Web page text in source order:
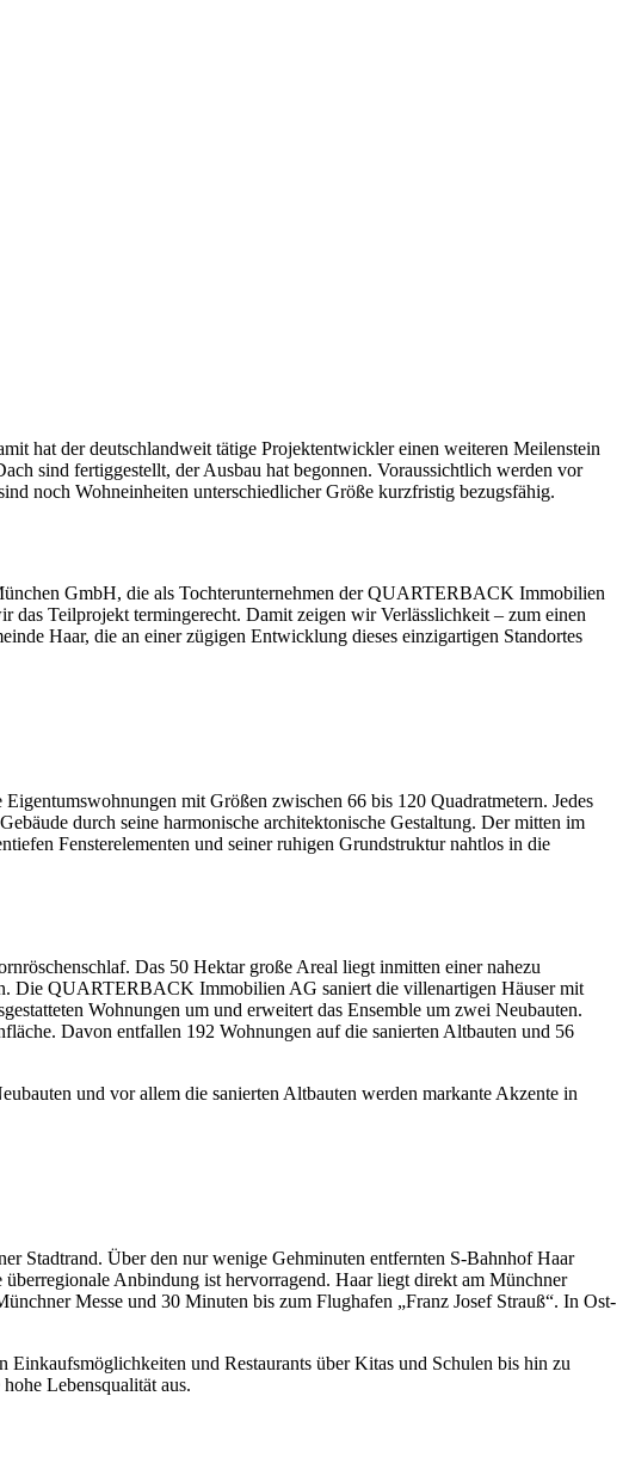
hat der deutschlandweit tätige Projektentwickler einen weiteren Meilenstein
sind fertiggestellt, der Ausbau hat begonnen. Voraussichtlich werden vor
noch Wohneinheiten unterschiedlicher Größe kurzfristig bezugsfähig.
GmbH, die als Tochterunternehmen der QUARTERBACK Immobilien
das Teilprojekt termingerecht. Damit zeigen wir Verlässlichkeit – zum einen
Haar, die an einer zügigen Entwicklung dieses einzigartigen Standortes
mit Größen zwischen 66 bis 120 Quadratmetern. Jedes
durch seine harmonische architektonische Gestaltung. Der mitten im
Fensterelementen und seiner ruhigen Grundstruktur nahtlos in die
Das 50 Hektar große Areal liegt inmitten einer nahezu
Die QUARTERBACK Immobilien AG saniert die villenartigen Häuser mit
Wohnungen um und erweitert das Ensemble um zwei Neubauten.
Davon entfallen 192 Wohnungen auf die sanierten Altbauten und 56
und vor allem die sanierten Altbauten werden markante Akzente in
Stadtrand. Über den nur wenige Gehminuten entfernten S-Bahnhof Haar
Anbindung ist hervorragend. Haar liegt direkt am Münchner
Messe und 30 Minuten bis zum Flughafen „Franz Josef Strauß“. In Ost-
und Restaurants über Kitas und Schulen bis hin zu
Lebensqualität aus.